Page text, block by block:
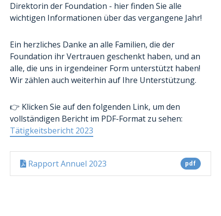
Direktorin der Foundation - hier finden Sie alle
wichtigen Informationen über das vergangene Jahr!
Ein herzliches Danke an alle Familien, die der
Foundation ihr Vertrauen geschenkt haben, und an
alle, die uns in irgendeiner Form unterstützt haben!
Wir zählen auch weiterhin auf Ihre Unterstützung.
👉 Klicken Sie auf den folgenden Link, um den
vollständigen Bericht im PDF-Format zu sehen:
Tätigkeitsbericht 2023
pdf
Rapport Annuel 2023